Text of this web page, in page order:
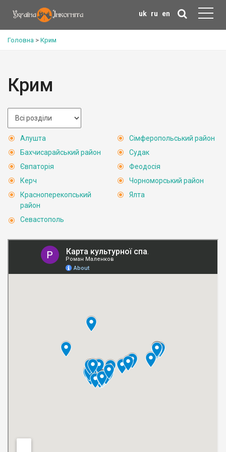
uk ru en
Головна > Крим
Крим
Алушта
Бахчисарайський район
Євпаторія
Керч
Красноперекопський
район
Севастополь
Сімферопольський район
Судак
Феодосія
Чорноморський район
Ялта